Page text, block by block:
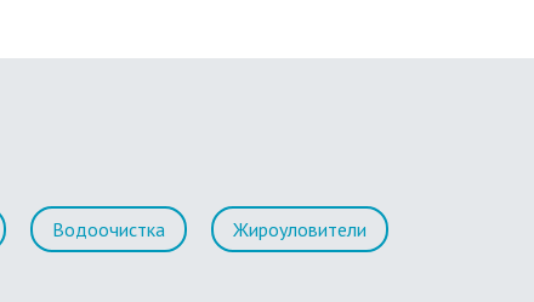
Водоочистка Жироуловители